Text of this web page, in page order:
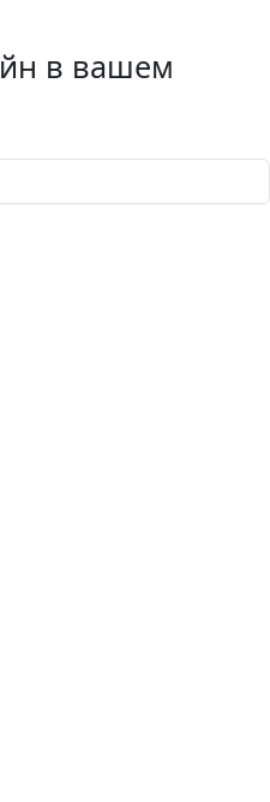
в вашем